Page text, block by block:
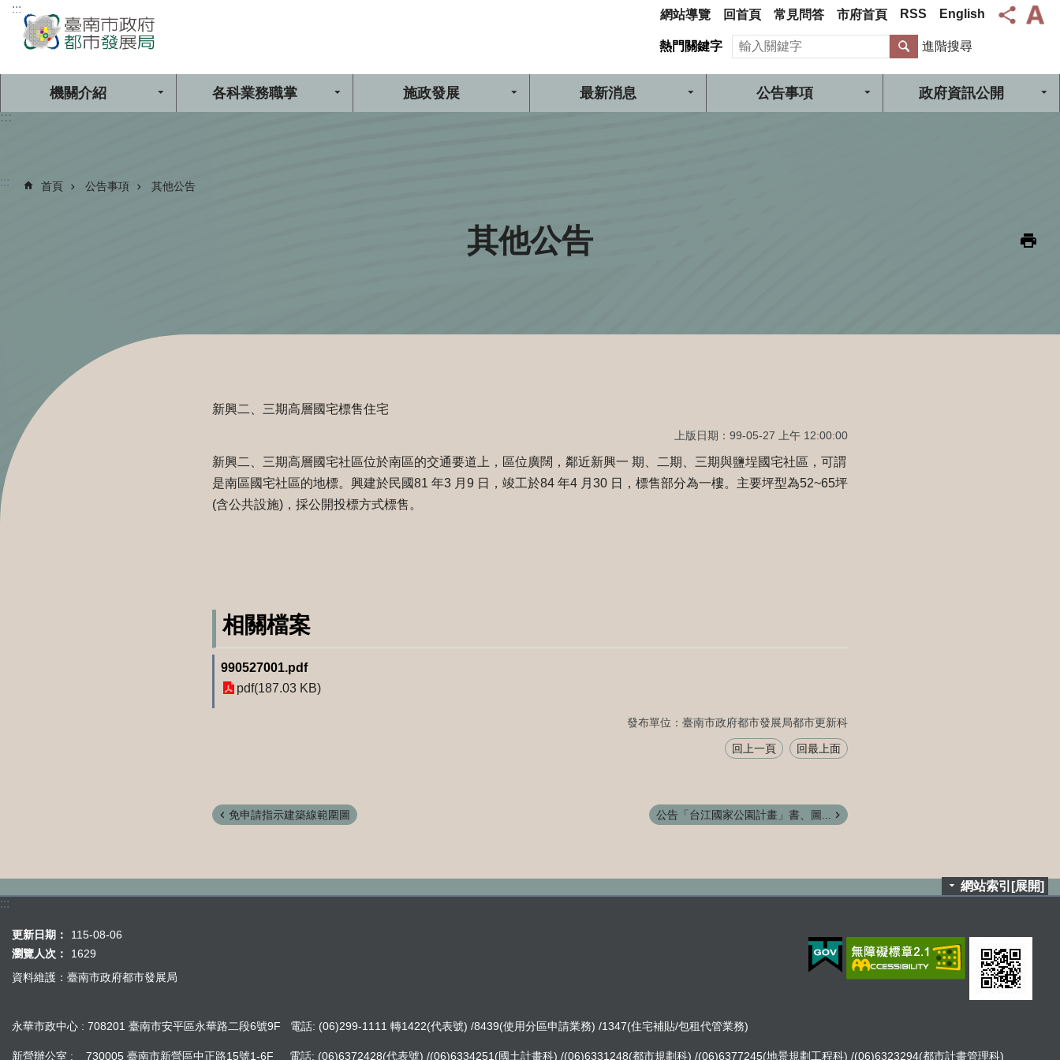
跳到主要內容區塊
::: 網站導覽 回首頁 常見問答 市府首頁 RSS English
:::
機關介紹 各科業務職掌 施政發展 最新消息 公告事項 政府資訊公開
熱門關鍵字 搜尋 進階搜尋
::: 首頁 公告事項 其他公告
其他公告
新興二、三期高層國宅標售住宅
上版日期：99-05-27 上午 12:00:00
新興二、三期高層國宅社區位於南區的交通要道上，區位廣闊，鄰近新興一 期、二期、三期與鹽埕國宅社區，可謂
是南區國宅社區的地標。興建於民國81 年3 月9 日，竣工於84 年4 月30 日，標售部分為一樓。主要坪型為52~65坪
(含公共設施)，採公開投標方式標售。
相關檔案
990527001.pdf
pdf(187.03 KB)
發布單位：臺南市政府都市發展局都市更新科
回上一頁 回最上面
免申請指示建築線範圍圖 公告「台江國家公園計畫」書、圖...
網站索引[展開]
:::
更新日期：
115-08-06
瀏覽人次：
1629
資料維護：臺南市政府都市發展局
永華市政中心 : 708201 臺南市安平區永華路二段6號9F 電話: (06)299-1111 轉1422(代表號) /8439(使用分區申請業務) /1347(住宅補貼/包租代管業務)
新營辦公室 : 730005 臺南市新營區中正路15號1-6F 電話: (06)6372428(代表號) /(06)6334251(國土計畫科) /(06)6331248(都市規劃科) /(06)6377245(地景規劃工程科) /(06)6323294(都市計畫管理科)